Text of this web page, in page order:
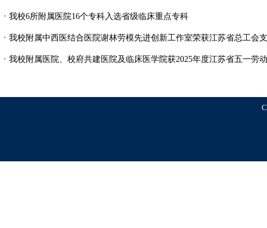
・ 我校6所附属医院16个专科入选省级临床重点专科
・ 我校附属中西医结合医院谢林劳模先进创新工作室荣获江苏省总工会
・ 我校附属医院、校府共建医院及临床医学院获2025年度江苏省五一劳